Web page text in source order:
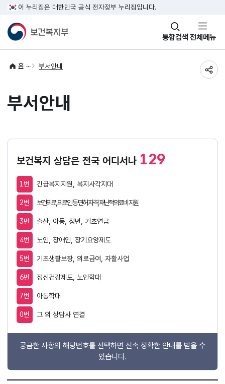
이 누리집은 대한민국 공식 전자정부 누리집입니다.
통합검색
창
열기 전체메뉴
홈 부서안내
부서안내
보건복지 상담은 전국 어디서나 129
1번 긴급복지지원, 복지사각지대
2번 보건의료, 의료인 등 면허 자격, 재난적의료비 지원
3번 출산, 아동, 청년, 기초연금
4번 노인, 장애인, 장기요양제도
5번 기초생활보장, 의료급여, 자활사업
6번 정신건강제도, 노인학대
7번 아동학대
0번 그 외 상담사 연결
궁금한 사항의 해당번호를 선택하면 신속 정확한 안내를 받을 수
있습니다.